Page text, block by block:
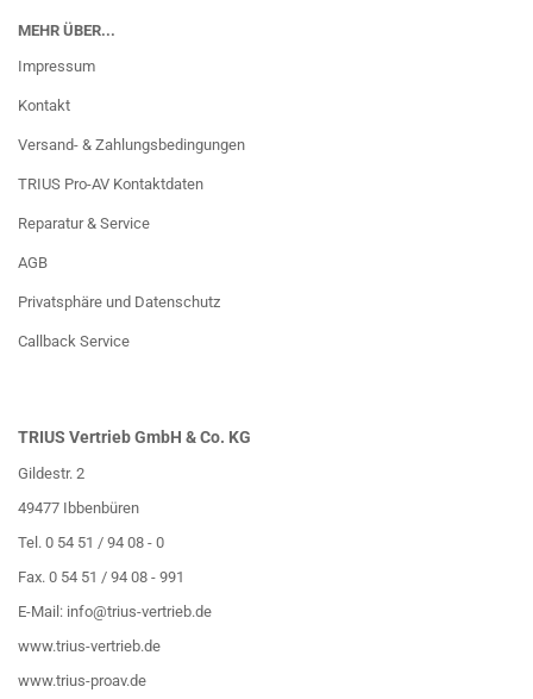
MEHR ÜBER...
Impressum
Kontakt
Versand- & Zahlungsbedingungen
TRIUS Pro-AV Kontaktdaten
Reparatur & Service
AGB
Privatsphäre und Datenschutz
Callback Service
TRIUS Vertrieb GmbH & Co. KG
Gildestr. 2
49477 Ibbenbüren
Tel. 0 54 51 / 94 08 - 0
Fax. 0 54 51 / 94 08 - 991
E-Mail: info@trius-vertrieb.de
www.trius-vertrieb.de
www.trius-proav.de